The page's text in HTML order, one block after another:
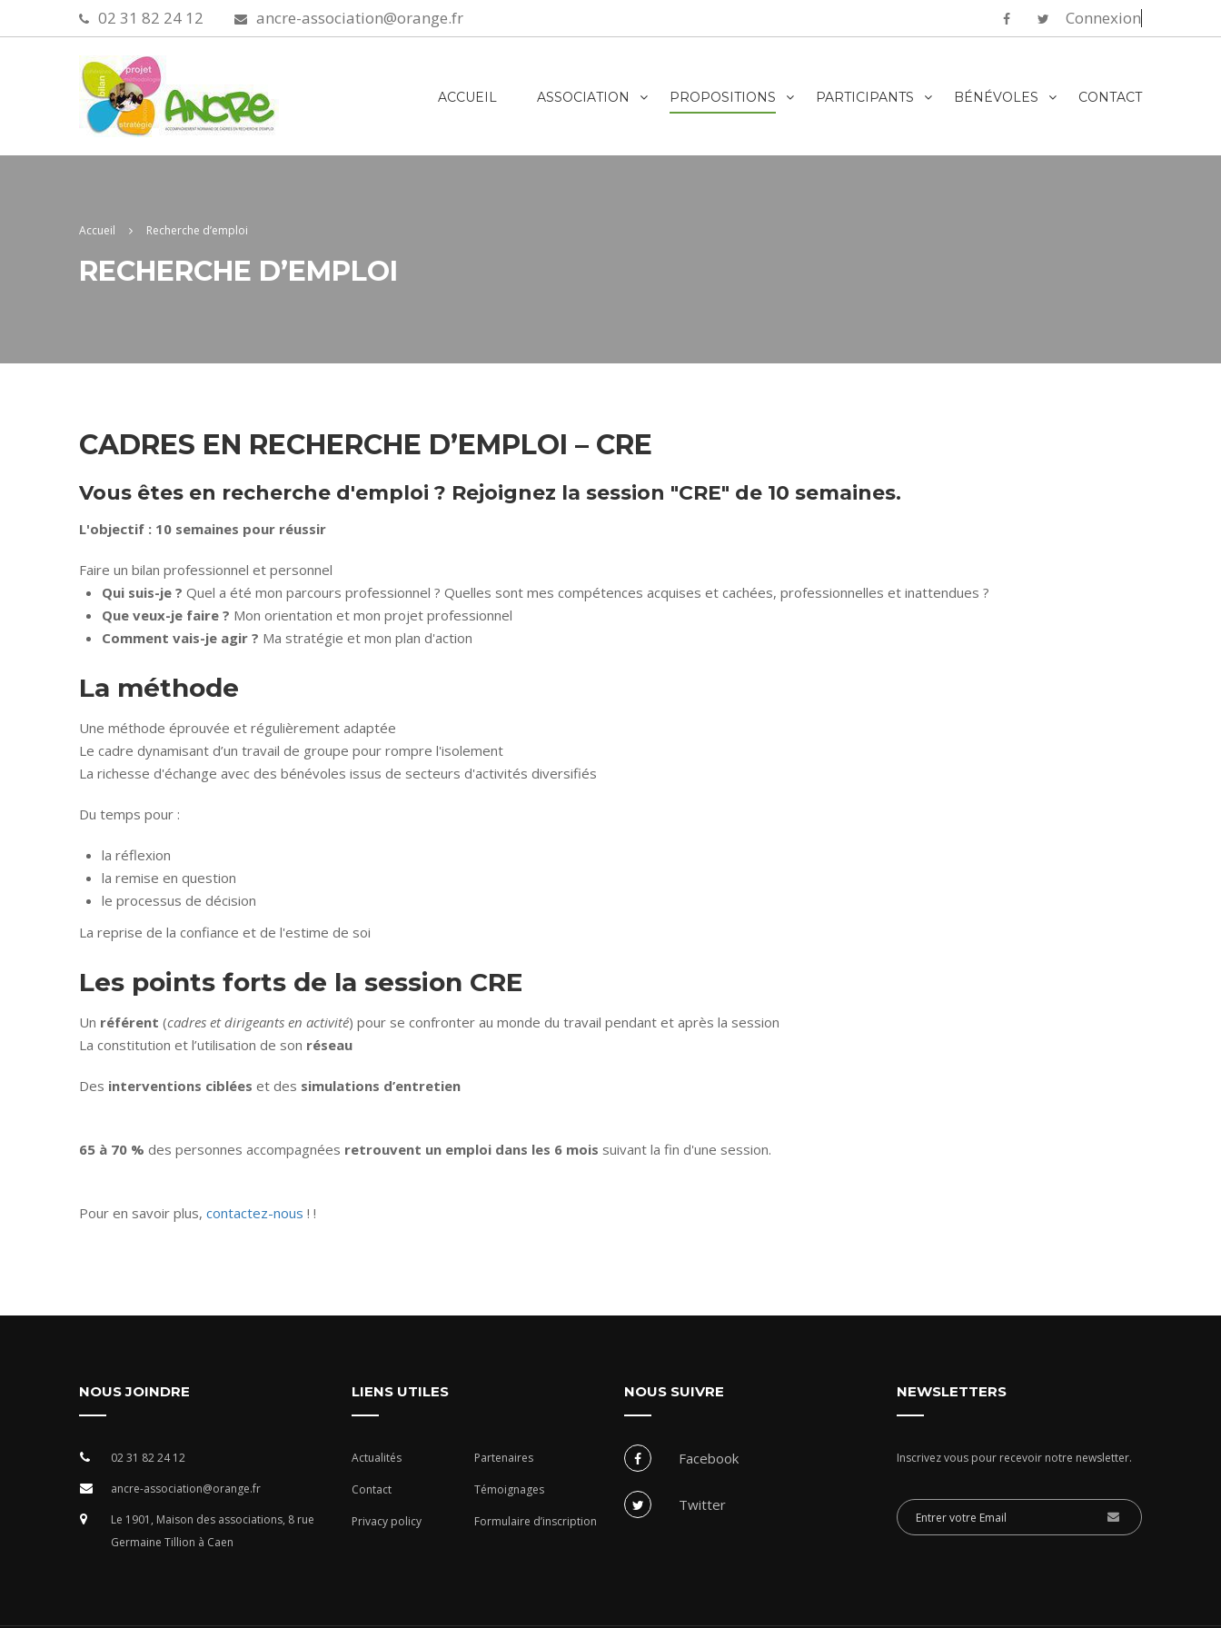
02 31 82 24 12 ancre-association@orange.fr Connexion
ACCUEIL ASSOCIATION PROPOSITIONS PARTICIPANTS BÉNÉVOLES CONTACT
Accueil Recherche d’emploi
RECHERCHE D’EMPLOI
CADRES EN RECHERCHE D’EMPLOI – CRE
Vous êtes en recherche d'emploi ? Rejoignez la session "CRE" de 10 semaines.
L'objectif : 10 semaines pour réussir
Faire un bilan professionnel et personnel
Qui suis-je ? Quel a été mon parcours professionnel ? Quelles sont mes compétences acquises et cachées, professionnelles et inattendues ?
Que veux-je faire ? Mon orientation et mon projet professionnel
Comment vais-je agir ? Ma stratégie et mon plan d'action
La méthode
Une méthode éprouvée et régulièrement adaptée
Le cadre dynamisant d’un travail de groupe pour rompre l'isolement
La richesse d'échange avec des bénévoles issus de secteurs d'activités diversifiés
Du temps pour :
la réflexion
la remise en question
le processus de décision
La reprise de la confiance et de l'estime de soi
Les points forts de la session CRE
Un référent (cadres et dirigeants en activité) pour se confronter au monde du travail pendant et après la session
La constitution et l’utilisation de son réseau
Des interventions ciblées et des simulations d’entretien
65 à 70 % des personnes accompagnées retrouvent un emploi dans les 6 mois suivant la fin d'une session.
Pour en savoir plus, contactez-nous ! !
NOUS JOINDRE
02 31 82 24 12
ancre-association@orange.fr
Le 1901, Maison des associations, 8 rue
Germaine Tillion à Caen
LIENS UTILES
Actualités Partenaires
Contact Témoignages
Privacy policy Formulaire d’inscription
NOUS SUIVRE
Facebook
Twitter
NEWSLETTERS
Inscrivez vous pour recevoir notre newsletter.